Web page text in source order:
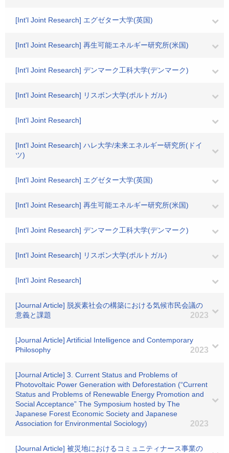
[Int'l Joint Research] エグゼター大学(英国)
[Int'l Joint Research] 再生可能エネルギー研究所(米国)
[Int'l Joint Research] デンマーク工科大学(デンマーク)
[Int'l Joint Research] リスボン大学(ポルトガル)
[Int'l Joint Research]
[Int'l Joint Research] ハレ大学/未来エネルギー研究所(ドイ
ツ)
[Int'l Joint Research] エグゼター大学(英国)
[Int'l Joint Research] 再生可能エネルギー研究所(米国)
[Int'l Joint Research] デンマーク工科大学(デンマーク)
[Int'l Joint Research] リスボン大学(ポルトガル)
[Int'l Joint Research]
[Journal Article] 脱炭素社会の構築における気候市民会議の
意義と課題
2023
[Journal Article] Artificial Intelligence and Contemporary
Philosophy
2023
[Journal Article] 3. Current Status and Problems of
Photovoltaic Power Generation with Deforestation (“Current
Status and Problems of Renewable Energy Promotion and
Social Acceptance” The Symposium hosted by The
Japanese Forest Economic Society and Japanese
Association for Environmental Sociology)
2023
[Journal Article] 被災地におけるコミュニティナース事業の